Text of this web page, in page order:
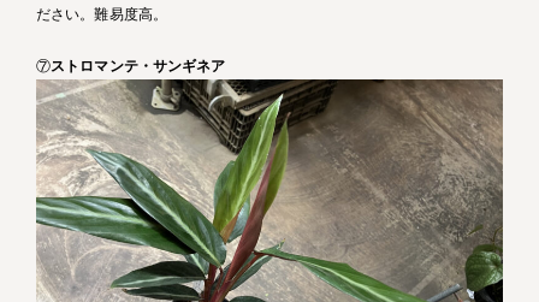
ださい。難易度高。
⑦ストロマンテ・サンギネア